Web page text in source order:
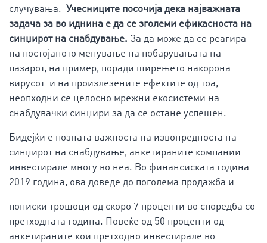
случувања. Учесниците посочија дека најважната
задача за во иднина е да се зголеми ефикасноста на
синџирот на снабдување. За да може да се реагира
на постојаното менување на побарувањата на
пазарот, на пример, поради ширењето накорона
вирусот и на произлезените ефектите од тоа,
неопходни се целосно мрежни екосистеми на
снабдувачки синџири за да се остане успешен.
Бидејќи е позната важноста на извонредноста на
синџирот на снабдување, анкетираните компании
инвестирале многу во неа. Во финансиската година
2019 година, ова доведе до поголема продажба и
пониски трошоци од скоро 7 проценти во споредба со
претходната година. Повеќе од 50 проценти од
анкетираните кои претходно инвестирале во